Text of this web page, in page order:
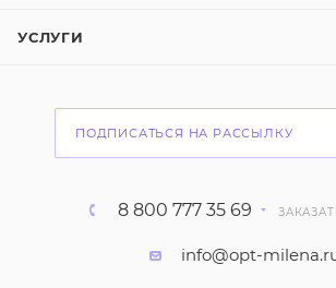
УСЛУГИ
ПОДПИСАТЬСЯ НА РАССЫЛКУ
8 800 777 35 69
info@opt-